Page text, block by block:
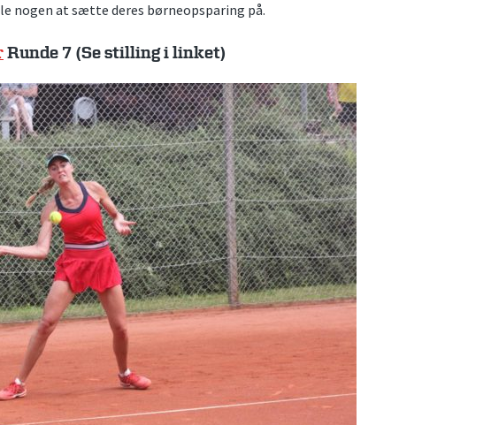
nogen at sætte deres børneopsparing på.
Runde 7 (Se stilling i linket)